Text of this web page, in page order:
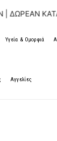
Υγεία & Ομορφιά
Αγγελίες